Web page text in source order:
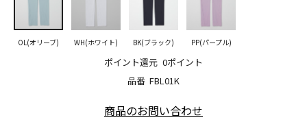
品番 FBL01K
ポイント還元 0ポイント
OL(オリーブ) WH(ホワイト) BK(ブラック) PP(パープル)
商品のお問い合わせ